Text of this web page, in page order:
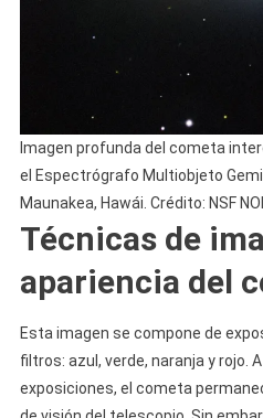
Imagen profunda del cometa
el Espectrógrafo Multiobjeto
Maunakea, Hawái. Crédito: NSF
Técnicas de
apariencia del
Esta imagen se compone de
filtros: azul, verde, naranja y rojo.
exposiciones, el cometa